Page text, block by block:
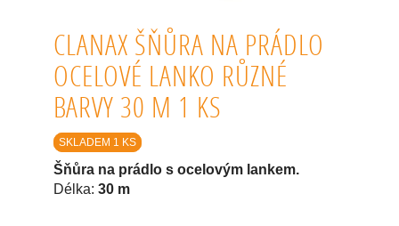
CLANAX ŠŇŮRA NA PRÁDLO
OCELOVÉ LANKO RŮZNÉ
BARVY 30 M 1 KS
SKLADEM 1 KS
Šňůra na prádlo s ocelovým lankem.
Délka: 30 m